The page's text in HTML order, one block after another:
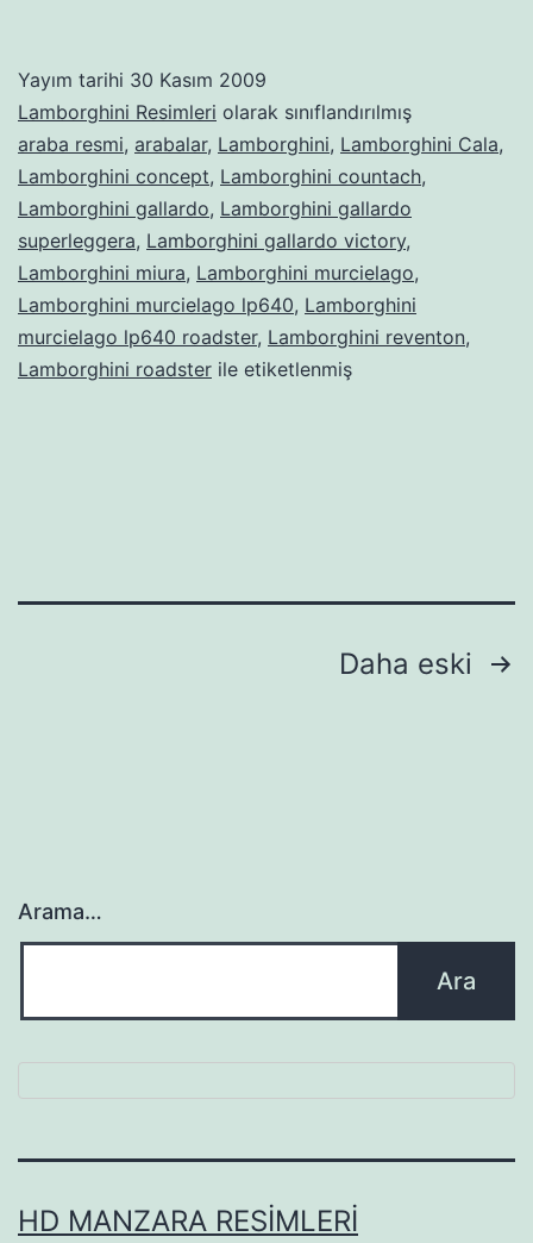
Yayım tarihi 30 Kasım 2009
Lamborghini Resimleri olarak sınıflandırılmış
araba resmi, arabalar, Lamborghini, Lamborghini Cala,
Lamborghini concept, Lamborghini countach,
Lamborghini gallardo, Lamborghini gallardo
superleggera, Lamborghini gallardo victory,
Lamborghini miura, Lamborghini murcielago,
Lamborghini murcielago lp640, Lamborghini
murcielago lp640 roadster, Lamborghini reventon,
Lamborghini roadster ile etiketlenmiş
Daha eski
Arama…
HD MANZARA RESIMLERI